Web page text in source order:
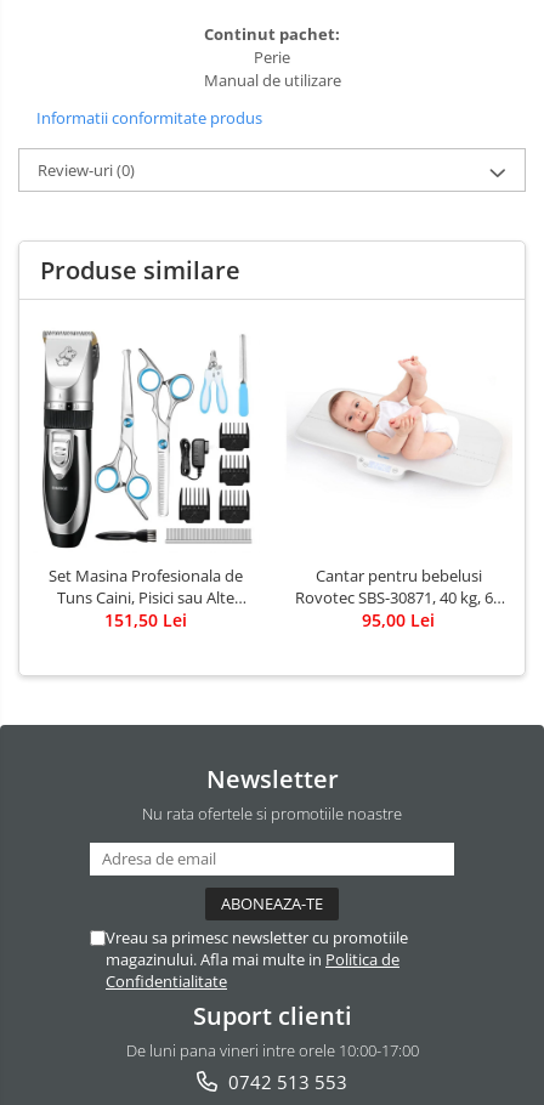
Continut pachet:
Perie
Manual de utilizare
Informatii conformitate produs
Review-uri(0)
Produse similare
Set Masina Profesionala de
Tuns Caini, Pisici sau Alte
Animale, Rovo T3, fara fir,
151,50 Lei
Cantar pentru bebelusi
Rovotec SBS-30871, 40 kg, 60
cm, Afisaj LED - RESIGILAT
95,00 Lei
Newsletter
Nu rata ofertele si promotiile noastre
Vreau sa primesc newsletter cu promotiile
magazinului. Afla mai multe in Politica de
Confidentialitate
Suport clienti
De luni pana vineri intre orele 10:00-17:00
0742 513 553